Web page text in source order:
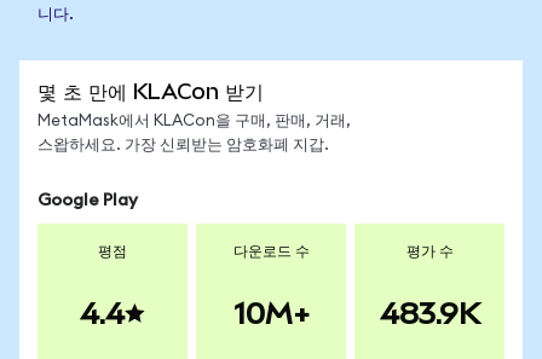
니다.
몇 초 만에 KLACon 받기
MetaMask에서 KLACon을 구매, 판매, 거래,
스왑하세요. 가장 신뢰받는 암호화폐 지갑.
Google Play
평점
4.4
다운로드 수
10M+
평가 수
483.9K